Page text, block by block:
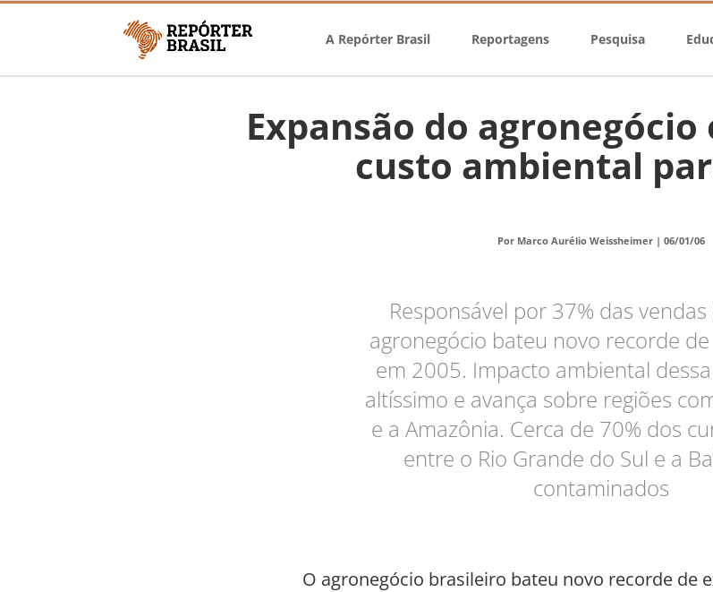
A Repórter Brasil Reportagens Pesquisa
Expansão do
custo ambiental
Por Marco Aurélio Weissheimer | 06/01/06
Responsável por 37% das
agronegócio bateu novo recorde
em 2005. Impacto ambiental
altíssimo e avança sobre regiões
e a Amazônia. Cerca de 70% dos
entre o Rio Grande do Sul e a
contaminados
O agronegócio brasileiro bateu novo recorde de